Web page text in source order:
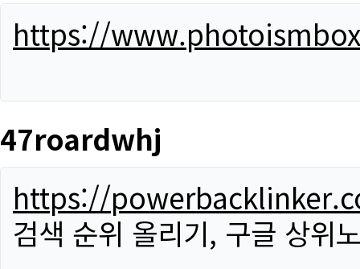
https://
47roardwhj
https://
검색 순위 올리기, 구글 상위